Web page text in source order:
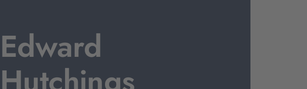
Edward